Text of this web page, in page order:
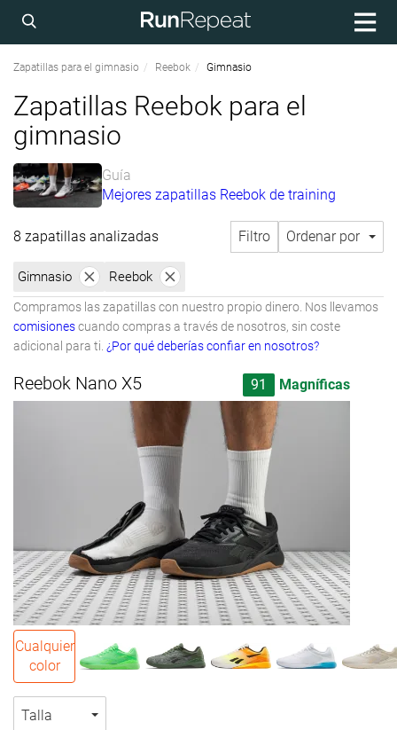
Zapatillas para el gimnasio Reebok Gimnasio
Zapatillas Reebok para el
gimnasio
Guía
Mejores zapatillas Reebok de training
8 zapatillas analizadas Filtro Ordenar por
Gimnasio Reebok
Compramos las zapatillas con nuestro propio dinero. Nos llevamos
comisionescuando compras a través de nosotros, sin coste
adicional para ti. ¿Por qué deberías confiar en nosotros?
Reebok Nano X5 91 Magníficas
Cualquier
color
Talla